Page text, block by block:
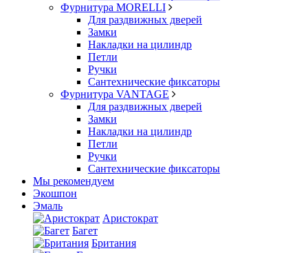
Фурнитура MORELLI
Для раздвижных дверей
Замки
Накладки на цилиндр
Петли
Ручки
Сантехнические фиксаторы
Фурнитура VANTAGE
Для раздвижных дверей
Замки
Накладки на цилиндр
Петли
Ручки
Сантехнические фиксаторы
Мы рекомендуем
Экошпон
Эмаль
Аристократ
Багет
Британия